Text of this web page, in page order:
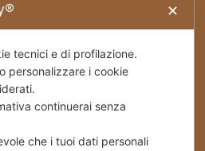
di vendita ✕
tecnici e di profilazione.
personalizzare i cookie
continuerai senza
che i tuoi dati personali